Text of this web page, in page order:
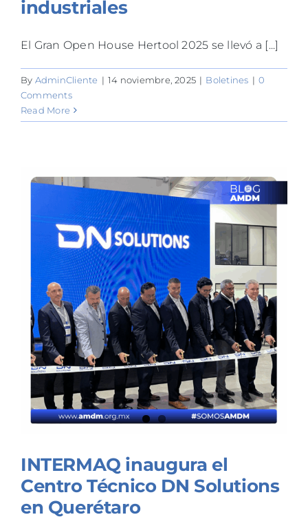
industriales
El Gran Open House Hertool 2025 se llevó a [...]
By AdminCliente | 14 noviembre, 2025 | Boletines | 0
Comments
Read More
INTERMAQ inaugura el
Centro Técnico DN Solutions
en Querétaro